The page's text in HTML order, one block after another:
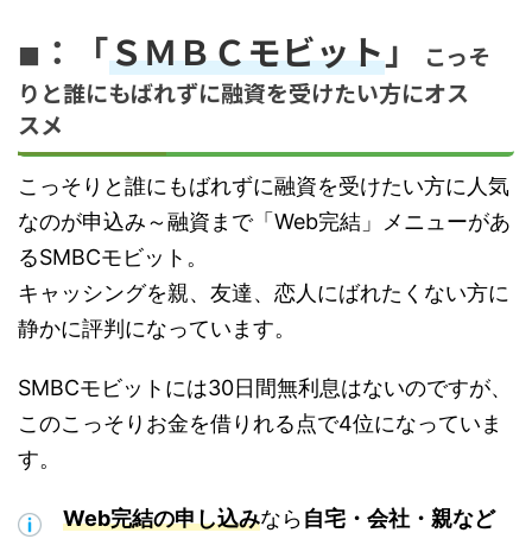
■ ：「ＳＭＢＣモビット」
こっそ
りと誰にもばれずに融資を受けたい方にオス
スメ
こっそりと誰にもばれずに融資を受けたい方に人気
なのが申込み～融資まで「Web完結」メニューがあ
るSMBCモビット。
キャッシングを親、友達、恋人にばれたくない方に
静かに評判になっています。
SMBCモビットには30日間無利息はないのですが、
このこっそりお金を借りれる点で4位になっていま
す。
Web完結の申し込みなら自宅・会社・親など